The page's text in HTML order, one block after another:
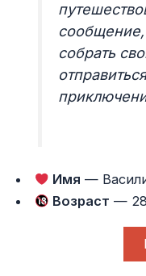
собрать
Имя —
Возраст — 28